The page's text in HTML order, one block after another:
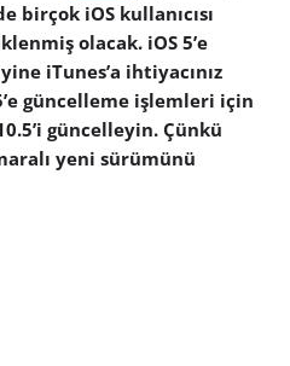
birçok iOS kullanıcısı
olacak. iOS 5’e
iTunes’a ihtiyacınız
güncelleme işlemleri için
güncelleyin. Çünkü
yeni sürümünü